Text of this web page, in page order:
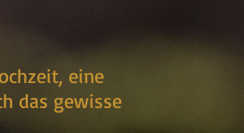
eine
das gewisse